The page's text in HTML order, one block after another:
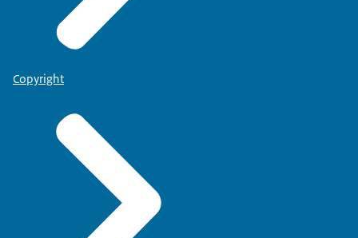
Copyright